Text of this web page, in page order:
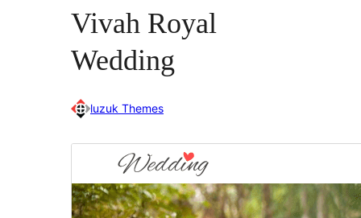
Vivah Royal
Wedding
luzuk Themes